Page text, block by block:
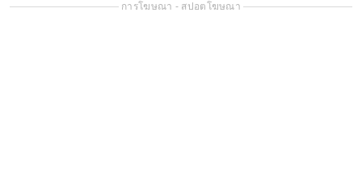
การโฆษณา - สปอตโฆษณา